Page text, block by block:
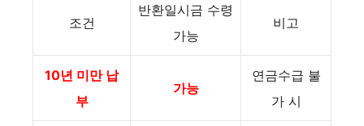
조건
반환일시금 수령
가능
비고
10년 미만 납
부
가능
연금수급 불
가 시